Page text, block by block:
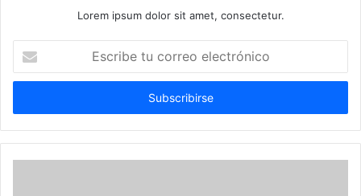
Lorem ipsum dolor sit amet, consectetur.
correo